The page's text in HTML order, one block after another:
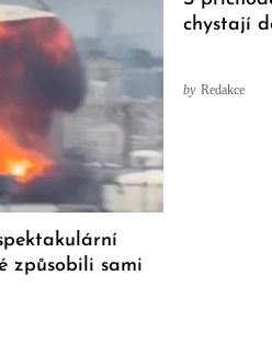
způsobili sami
chystají
by Redakce